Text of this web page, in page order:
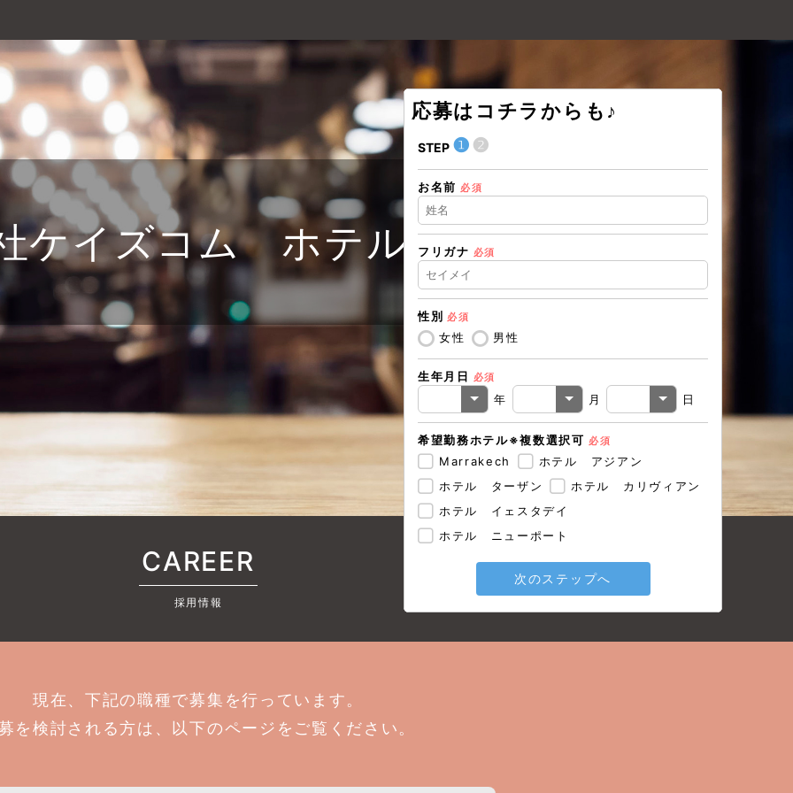
ケイズコム ホテル事業部
応募はコチラからも♪
STEP ❶❷
お名前 必須
フリガナ 必須
性別 必須
女性 男性
生年月日 必須
年 月 日
希望勤務ホテル※複数選択可 必須
Marrakech
ホテル アジアン
ホテル ターザン
ホテル カリヴィアン
ホテル イェスタデイ
ホテル ニューポート
次のステップへ
CAREER
採用情報
現在、下記の職種で募集を行っています。
を検討される方は、以下のページをご覧ください。